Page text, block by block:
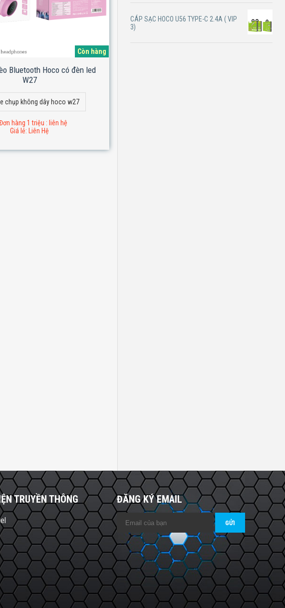
Còn hàng
Bluetooth Hoco có đèn led
W27
chụp không dây hoco w27
hàng 1 triệu : liên hệ
Giá lẻ: Liên Hệ
CÁP SẠC HOCO U56 TYPE-C 2.4A ( VIP
3)
TRUYỀN THÔNG ĐĂNG KÝ EMAIL